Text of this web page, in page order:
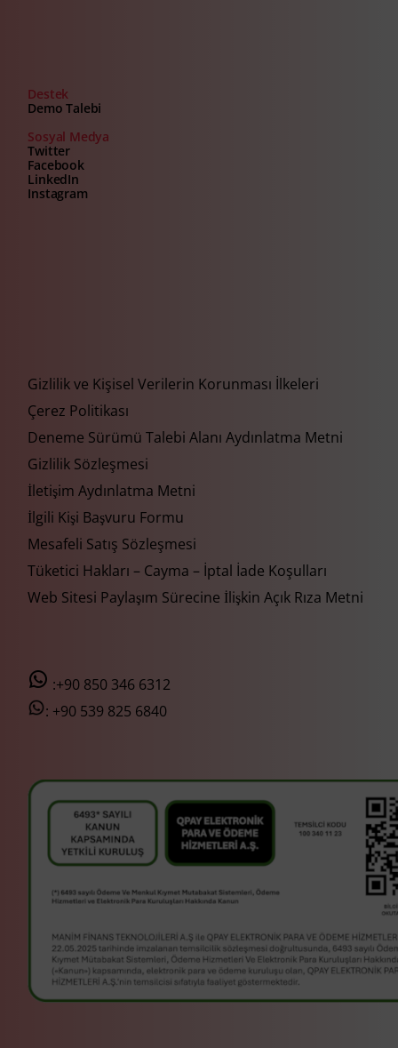
Destek
Demo Talebi
Sosyal Medya
Twitter
Facebook
LinkedIn
Instagram
Gizlilik ve Kişisel Verilerin Korunması İlkeleri
Çerez Politikası
Deneme Sürümü Talebi Alanı Aydınlatma Metni
Gizlilik Sözleşmesi
İletişim Aydınlatma Metni
İlgili Kişi Başvuru Formu
Mesafeli Satış Sözleşmesi
Tüketici Hakları – Cayma – İptal İade Koşulları
Web Sitesi Paylaşım Sürecine İlişkin Açık Rıza Metni
:+90 850 346 6312
: +90 539 825 6840